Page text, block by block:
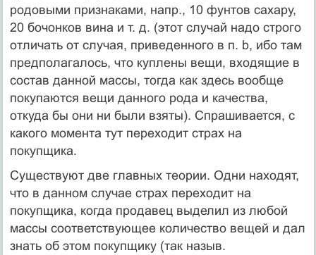
родовыми признаками, напр., 10 фунтов сахару,
20 бочонков вина и т. д. (этот случай надо строго
отличать от случая, приведенного в п. b, ибо там
предполагалось, что куплены вещи, входящие в
состав данной массы, тогда как здесь вообще
покупаются вещи данного рода и качества,
откуда бы они ни были взяты). Спрашивается, с
какого момента тут переходит страх на
покупщика.
Существуют две главных теории. Одни находят,
что в данном случае страх переходит на
покупщика, когда продавец выделил из любой
массы соответствующее количество вещей и дал
знать об этом покупщику (так назыв.